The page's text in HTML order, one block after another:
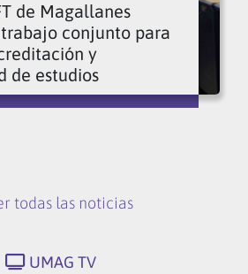
de Magallanes
conjunto para
y
de estudios
todas las noticias
UMAG TV